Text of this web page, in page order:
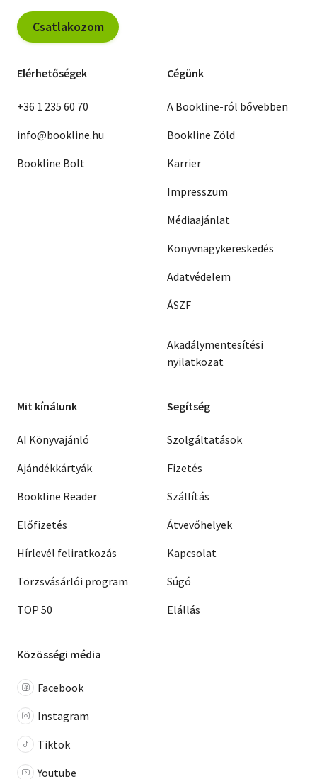
Csatlakozom
Elérhetőségek
+36 1 235 60 70
info@bookline.hu
Bookline Bolt
Cégünk
A Bookline-ról bővebben
Bookline Zöld
Karrier
Impresszum
Médiaajánlat
Könyvnagykereskedés
Adatvédelem
ÁSZF
Akadálymentesítési
nyilatkozat
Mit kínálunk
AI Könyvajánló
Ajándékkártyák
Bookline Reader
Előfizetés
Hírlevél feliratkozás
Törzsvásárlói program
TOP 50
Segítség
Szolgáltatások
Fizetés
Szállítás
Átvevőhelyek
Kapcsolat
Súgó
Elállás
Közösségi média
Facebook
Instagram
Tiktok
Youtube